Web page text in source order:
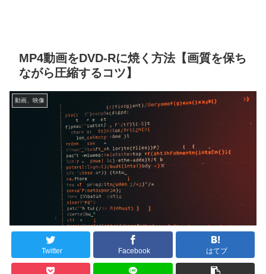
MP4動画をDVD-Rに焼く方法【画質を保ち
ながら圧縮するコツ】
動画、映像
Twitter Facebook はてブ